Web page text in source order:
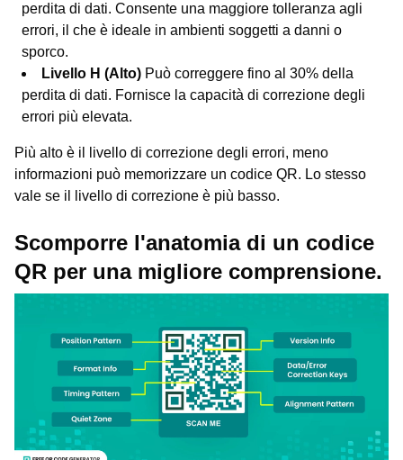
perdita di dati. Consente una maggiore tolleranza agli
errori, il che è ideale in ambienti soggetti a danni o
sporco.
Livello H (Alto) Può correggere fino al 30% della
perdita di dati. Fornisce la capacità di correzione degli
errori più elevata.
Più alto è il livello di correzione degli errori, meno
informazioni può memorizzare un codice QR. Lo stesso
vale se il livello di correzione è più basso.
Scomporre l'anatomia di un codice
QR per una migliore comprensione.